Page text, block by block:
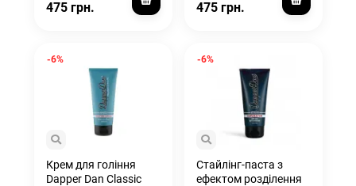
475 грн. 475 грн.
-6%
Крем для гоління
Dapper Dan Classic
-6%
Стайлінг-паста з
ефектом розділення